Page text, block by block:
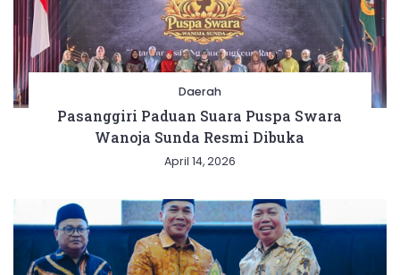
Daerah
Pasanggiri Paduan Suara Puspa Swara
Wanoja Sunda Resmi Dibuka
April 14, 2026